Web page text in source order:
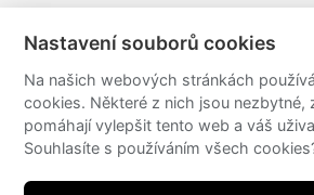
můžete nominovat úspěšné sportovce/
kteří budou navrženi do ankety sportovce
Sledujte nás
Nastavení souborů cookies
Na našich webových stránkách
cookies. Některé z nich jsou nezbytné,
pomáhají vylepšit tento web a váš
Souhlasíte s používáním všech